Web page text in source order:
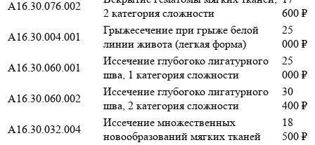
А16.30.076.002
2 категория сложности
600 ₽
А16.30.004.001
Грыжесечение при грыже белой
линии живота (легкая форма)
25
000 ₽
А16.30.060.001
Иссечение глубогоко лигатурного
шва, 1 категория сложности
25
000 ₽
А16.30.060.002
Иссечение глубогоко лигатурного
шва, 2 категория сложности
30
400 ₽
А16.30.032.004
Иссечение множественных
новообразований мягких тканей
18
500 ₽